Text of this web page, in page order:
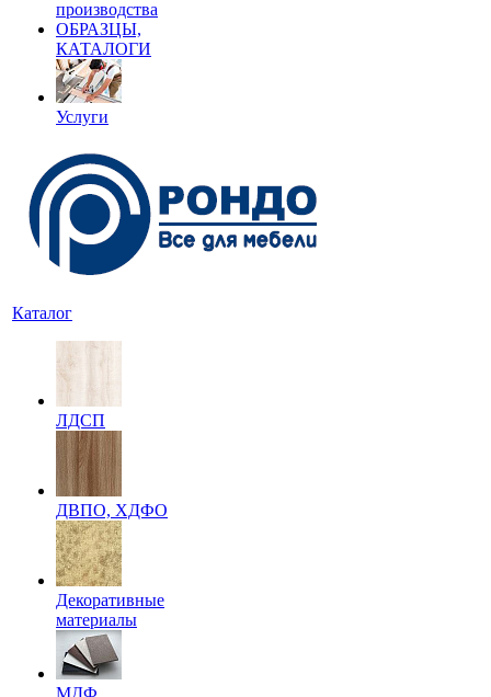
производства
ОБРАЗЦЫ,
КАТАЛОГИ
Услуги
Каталог
ЛДСП
ДВПО, ХДФО
Декоративные
материалы
МДФ